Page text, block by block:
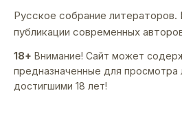
Русское собрание литераторов.
публикации современных
18+ Внимание! Сайт может
предназначенные для просмотра
достигшими 18 лет!